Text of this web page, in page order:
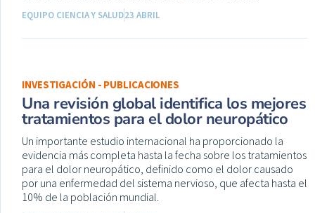
EQUIPO CIENCIA Y SALUD23 ABRIL
INVESTIGACIÓN - PUBLICACIONES
Una revisión global identifica los mejores
tratamientos para el dolor neuropático
Un importante estudio internacional ha proporcionado la
evidencia más completa hasta la fecha sobre los tratamientos
para el dolor neuropático, definido como el dolor causado
por una enfermedad del sistema nervioso, que afecta hasta el
10% de la población mundial.